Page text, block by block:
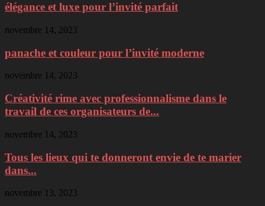
élégance et luxe pour l’invité parfait
novembre 14, 2023
panache et couleur pour l’invité moderne
novembre 14, 2023
Créativité rime avec professionnalisme dans le
travail de ces organisateurs de...
novembre 14, 2023
Tous les lieux qui te donneront envie de te marier
dans...
novembre 13, 2023